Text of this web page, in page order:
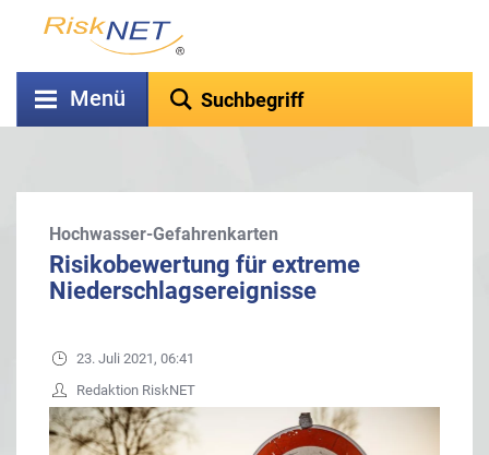
Menü
Hochwasser-Gefahrenkarten
Risikobewertung für extreme
Niederschlagsereignisse
23. Juli 2021, 06:41
Redaktion RiskNET